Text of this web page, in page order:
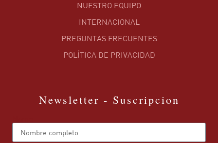
NUESTRO EQUIPO
INTERNACIONAL
PREGUNTAS FRECUENTES
POLÍTICA DE PRIVACIDAD
Newsletter - Suscripcion